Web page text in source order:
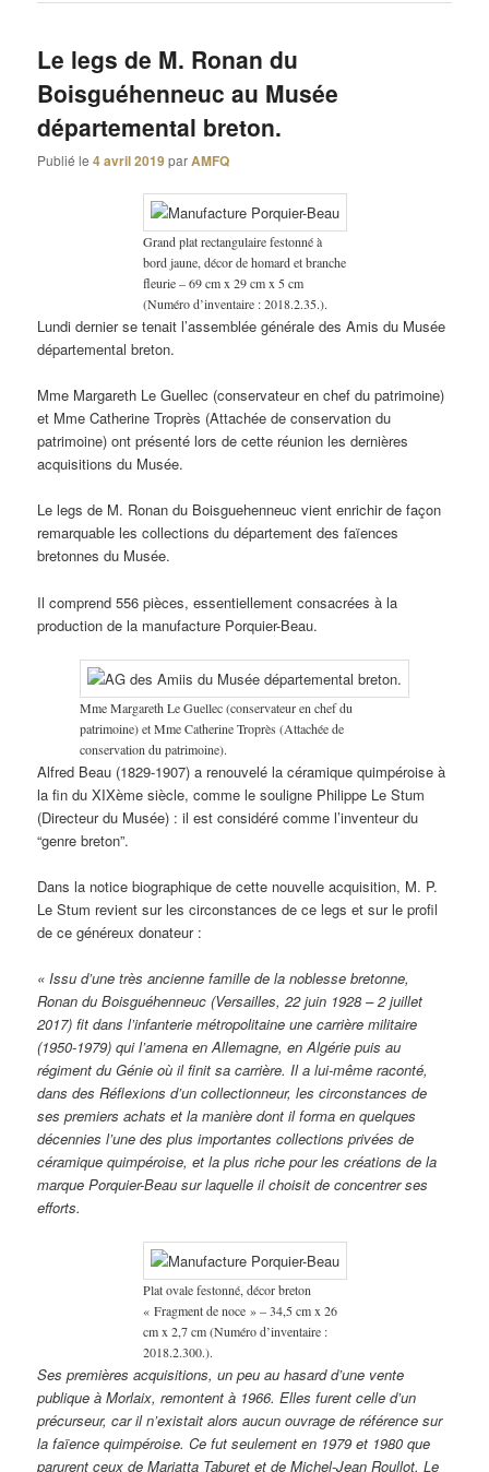
Le legs de M. Ronan du
Boisguéhenneuc au Musée
départemental breton.
Publié le4 avril 2019parAMFQ
Grand plat rectangulaire festonné à
bord jaune, décor de homard et branche
fleurie – 69 cm x 29 cm x 5 cm
(Numéro d’inventaire : 2018.2.35.).
Lundi dernier se tenait l’assemblée générale des Amis du Musée
départemental breton.
Mme Margareth Le Guellec (conservateur en chef du patrimoine)
et Mme Catherine Troprès (Attachée de conservation du
patrimoine) ont présenté lors de cette réunion les dernières
acquisitions du Musée.
Le legs de M. Ronan du Boisguehenneuc vient enrichir de façon
remarquable les collections du département des faïences
bretonnes du Musée.
Il comprend 556 pièces, essentiellement consacrées à la
production de la manufacture Porquier-Beau.
Mme Margareth Le Guellec (conservateur en chef du
patrimoine) et Mme Catherine Troprès (Attachée de
conservation du patrimoine).
Alfred Beau (1829-1907) a renouvelé la céramique quimpéroise à
la fin du XIXème siècle, comme le souligne Philippe Le Stum
(Directeur du Musée) : il est considéré comme l’inventeur du
“genre breton”.
Dans la notice biographique de cette nouvelle acquisition, M. P.
Le Stum revient sur les circonstances de ce legs et sur le profil
de ce généreux donateur :
« Issu d’une très ancienne famille de la noblesse bretonne,
Ronan du Boisguéhenneuc (Versailles, 22 juin 1928 – 2 juillet
2017) fit dans l’infanterie métropolitaine une carrière militaire
(1950-1979) qui l’amena en Allemagne, en Algérie puis au
régiment du Génie où il finit sa carrière. Il a lui-même raconté,
dans des Réflexions d’un collectionneur, les circonstances de
ses premiers achats et la manière dont il forma en quelques
décennies l’une des plus importantes collections privées de
céramique quimpéroise, et la plus riche pour les créations de la
marque Porquier-Beau sur laquelle il choisit de concentrer ses
efforts.
Plat ovale festonné, décor breton
« Fragment de noce » – 34,5 cm x 26
cm x 2,7 cm (Numéro d’inventaire :
2018.2.300.).
Ses premières acquisitions, un peu au hasard d’une vente
publique à Morlaix, remontent à 1966. Elles furent celle d’un
précurseur, car il n’existait alors aucun ouvrage de référence sur
la faïence quimpéroise. Ce fut seulement en 1979 et 1980 que
parurent ceux de Marjatta Taburet et de Michel-Jean Roullot. Le